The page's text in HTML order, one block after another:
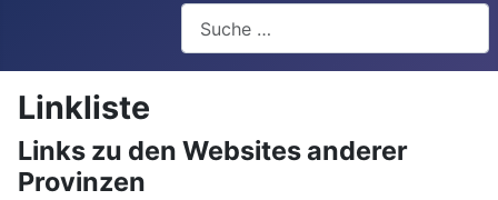
Linkliste
Links zu den Websites anderer
Provinzen